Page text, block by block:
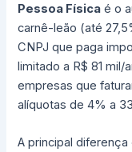
Pessoa Física é o
carnê-leão (até
CNPJ que paga
limitado a R$ 81 mil/
empresas que
alíquotas de 4% a
A principal